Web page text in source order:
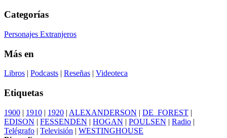
Categorías
Personajes Extranjeros
Más en
Libros | Podcasts | Reseñas | Videoteca
Etiquetas
1900 | 1910 | 1920 | ALEXANDERSON | DE_FOREST |
EDISON | FESSENDEN | HOGAN | POULSEN | Radio |
Telégrafo | Televisión | WESTINGHOUSE